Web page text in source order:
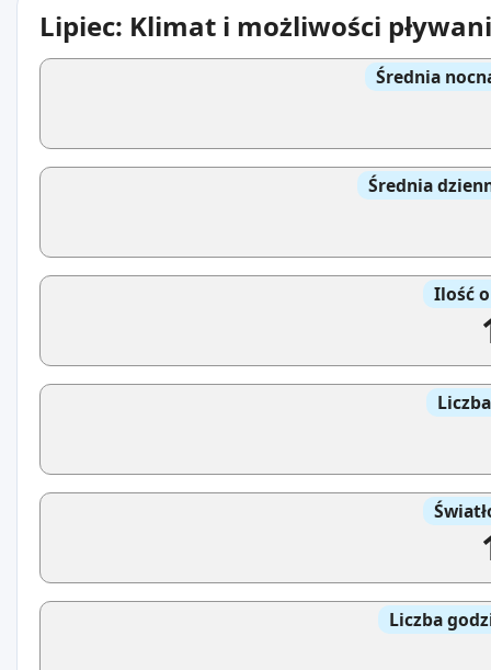
Lipiec: Klimat i możliwości
Średnia
Średnia
Ilość
Liczba